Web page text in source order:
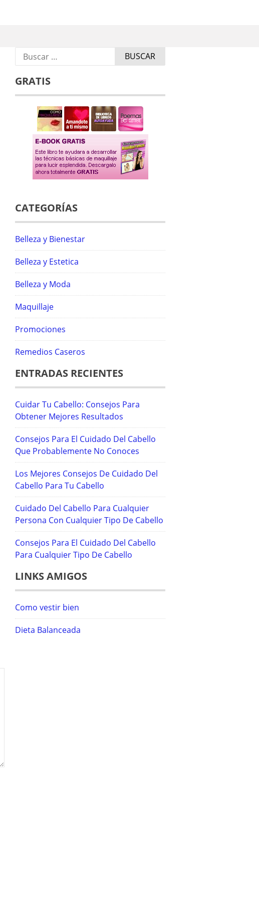
Buscar:
GRATIS
CATEGORÍAS
Belleza y Bienestar
Belleza y Estetica
Belleza y Moda
Maquillaje
Promociones
Remedios Caseros
ENTRADAS RECIENTES
Cuidar Tu Cabello: Consejos Para
Obtener Mejores Resultados
Consejos Para El Cuidado Del Cabello
Que Probablemente No Conoces
Los Mejores Consejos De Cuidado Del
Cabello Para Tu Cabello
Cuidado Del Cabello Para Cualquier
Persona Con Cualquier Tipo De Cabello
Consejos Para El Cuidado Del Cabello
Para Cualquier Tipo De Cabello
LINKS AMIGOS
Como vestir bien
Dieta Balanceada